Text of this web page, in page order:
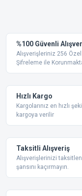
Ürün resmi
Ürün
Bu ürüne benzer
%100 Güvenli
Alışverişleriniz 256 Özel
Şifreleme ile
Hızlı Kargo
Kargolarınız en hızlı
kargoya verilir
Taksitli Alışveriş
Alışverişlerinizi
şansını kaçırmayın.